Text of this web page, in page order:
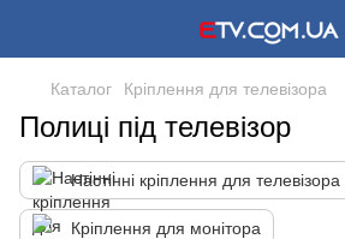
Каталог Кріплення для телевізора
Полиці під телевізор
Настінні кріплення для телевізора
Кріплення для монітора